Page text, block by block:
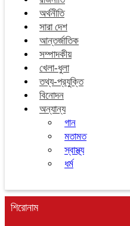
অর্থনীতি
সারা দেশ
আন্তর্জাতিক
সম্পাদকীয়
খেলা-ধুলা
তথ্য-প্রযুক্তি
বিনোদন
অন্যান্য
গান
মতামত
স্বাস্থ্য
ধর্ম
শিরোনাম